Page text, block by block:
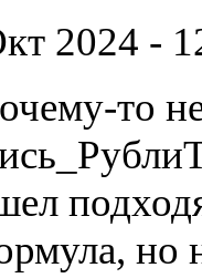
2024 -
то
но